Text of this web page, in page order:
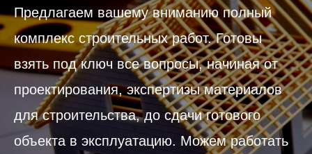
Предлагаем вашему вниманию полный
комплекс строительных работ. Готовы
взять под ключ все вопросы, начиная от
проектирования, экспертизы материалов
для строительства, до сдачи готового
объекта в эксплуатацию. Можем работать